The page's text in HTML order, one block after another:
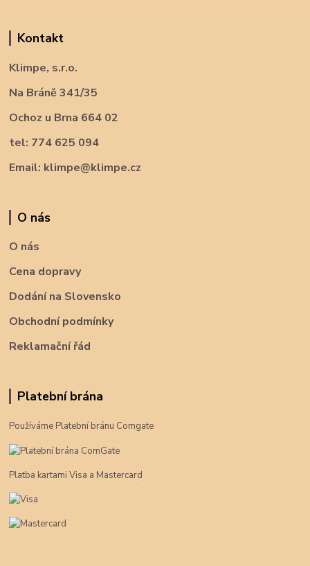
Kontakt
Klimpe, s.r.o.
Na Bráně 341/35
Ochoz u Brna 664 02
tel: 774 625 094
Email: klimpe@klimpe.cz
O nás
O nás
Cena dopravy
Dodání na Slovensko
Obchodní podmínky
Reklamační řád
Platební brána
Používáme Platební bránu Comgate
Platba kartami Visa a Mastercard